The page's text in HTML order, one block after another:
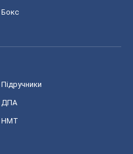
Бокс
Підручники
ДПА
НМТ